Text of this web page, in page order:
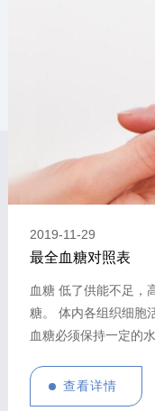
2019-11-29
最全血糖对照表
血糖 低了供能不足，高了伤害器官 血液中的葡萄糖称为血
糖。 体内各组织细胞活动所需的能量大部分来自葡萄糖，所以
血糖必须保持一定的
生命。部分患者诱发脑
糖会引起大血管病变。
查看详情